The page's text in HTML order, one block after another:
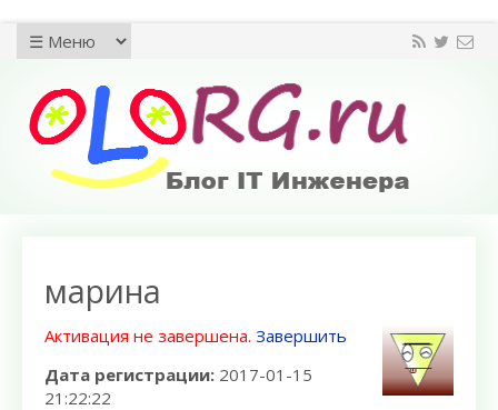
марина
Активация не завершена. Завершить
Дата регистрации: 2017-01-15
21:22:22